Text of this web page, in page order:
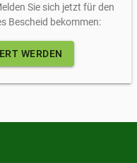
Sie sich jetzt für den
Bescheid bekommen:
WERDEN